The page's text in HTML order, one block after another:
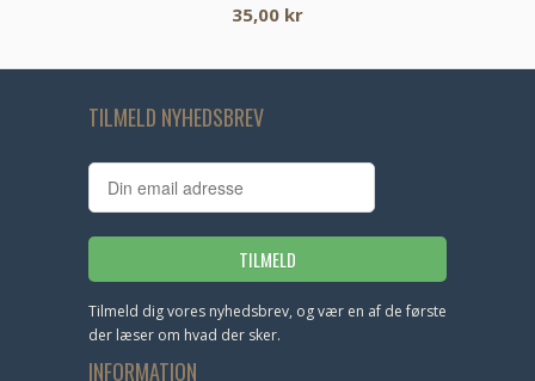
35,00 kr
TILMELD NYHEDSBREV
Tilmeld dig vores nyhedsbrev, og vær en af de første
der læser om hvad der sker.
INFORMATION